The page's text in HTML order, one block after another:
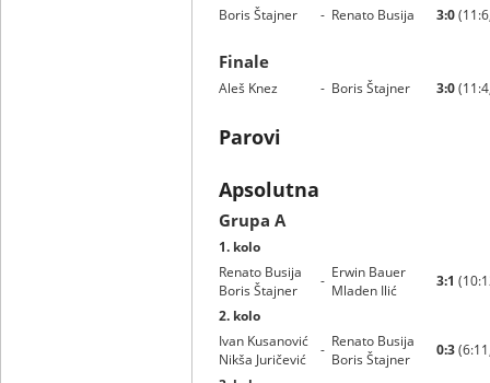
Boris Štajner
- Renato Busija 3:0
Finale
Aleš Knez - Boris Štajner 3:0
Parovi
Apsolutna
Grupa A
1. kolo
Renato Busija
Boris Štajner
- Erwin Bauer
Mladen Ilić
3:1
2. kolo
Ivan Kusanović
Nikša Juričević
- Renato Busija
Boris Štajner
0:3